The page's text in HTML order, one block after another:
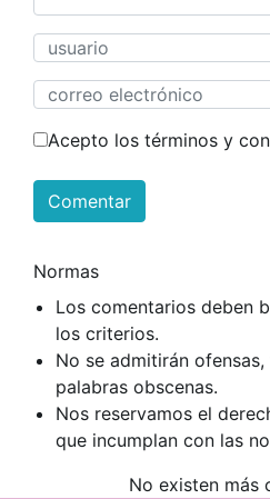
Acepto los términos y
Comentar
Normas
Los comentarios deben
los criterios.
No se admitirán
palabras obscenas.
Nos reservamos el
que incumplan con las
No existen más